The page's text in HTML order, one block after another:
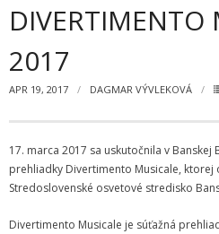
- Súčasnosť
- Naše úspechy od roku 2019 – do
Zamestnanci
- Vedenie školy
- Pedagogickí zamestnanci
DIVERTIMENTO
2017
APR 19, 2017 DAGMAR VÝVLEKOVÁ
17. marca 2017 sa uskutočnila v Banskej
prehliadky Divertimento Musicale,
Stredoslovenské osvetové stredisko
Divertimento Musicale je súťažná